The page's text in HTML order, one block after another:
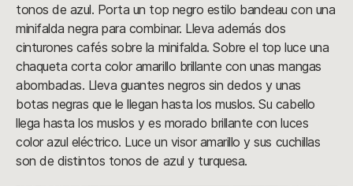
tonos de azul. Porta un top negro estilo bandeau con una
minifalda negra para combinar. Lleva además dos
cinturones cafés sobre la minifalda. Sobre el top luce una
chaqueta corta color amarillo brillante con unas mangas
abombadas. Lleva guantes negros sin dedos y unas
botas negras que le llegan hasta los muslos. Su cabello
llega hasta los muslos y es morado brillante con luces
color azul eléctrico. Luce un visor amarillo y sus cuchillas
son de distintos tonos de azul y turquesa.